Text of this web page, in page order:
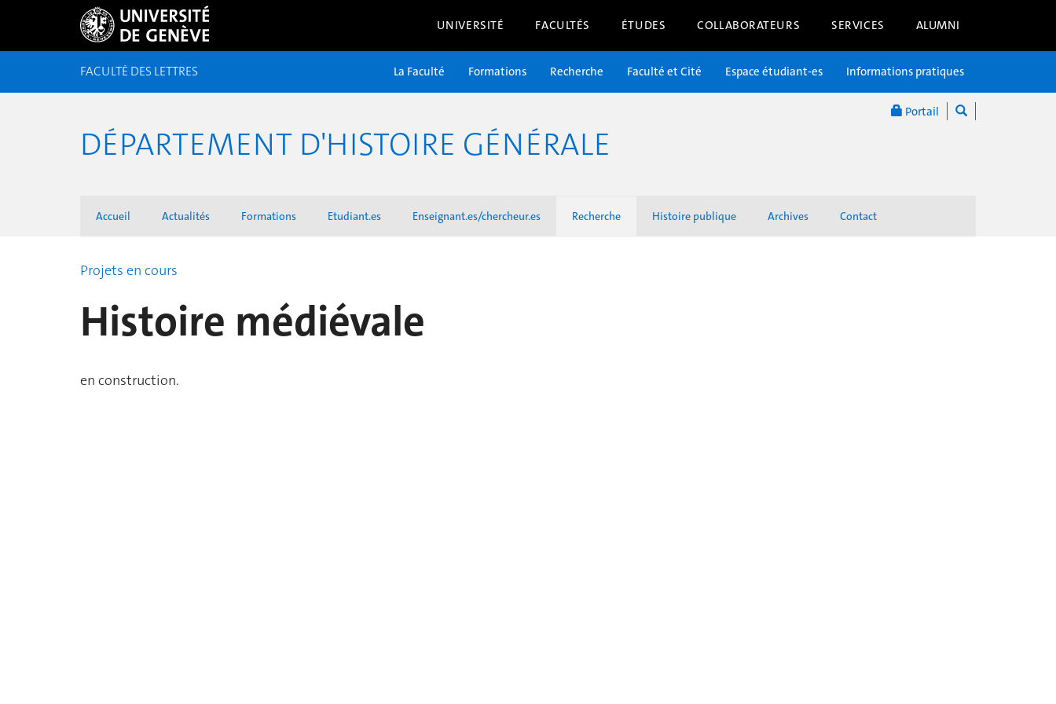
UNIVERSITÉ FACULTÉS ÉTUDES COLLABORATEURS SERVICES ALUMNI
Portail
FACULTÉ DES LETTRES La Faculté Formations Recherche Faculté et Cité Espace étudiant-es Informations pratiques
DÉPARTEMENT D'HISTOIRE GÉNÉRALE
Accueil Actualités Formations Etudiant.es Enseignant.es/chercheur.es Recherche Histoire publique Archives Contact
Projets en cours
Histoire médiévale
en construction.